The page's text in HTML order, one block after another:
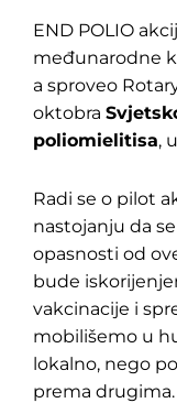
END POLIO
međunarodne
a sproveo
oktobra
poliomielitisa,
Radi se o pilot
nastojanju da
opasnosti od
bude
vakcinacije i
mobilišemo u
lokalno, nego
prema drugima.